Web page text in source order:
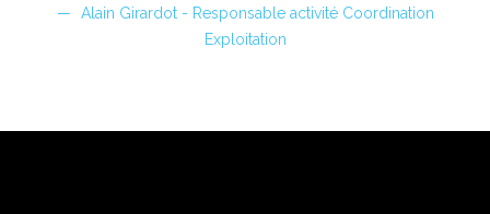
Alain Girardot - Responsable activité Coordination
Exploitation